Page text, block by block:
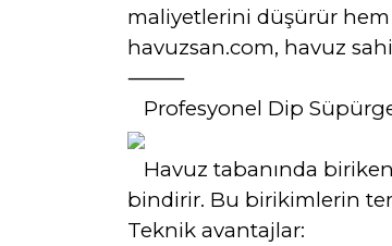
maliyetlerini düşürür hem
havuzsan.com, havuz
⸻
Profesyonel Dip
Havuz tabanında
bindirir. Bu birikimlerin
Teknik avantajlar: